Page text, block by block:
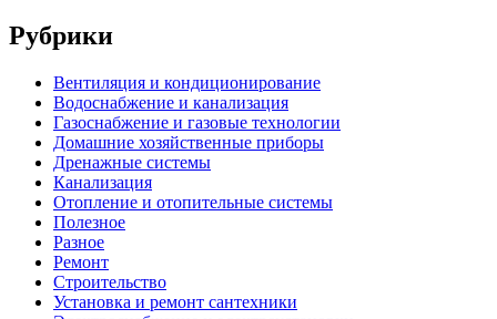
Рубрики
Вентиляция и кондиционирование
Водоснабжение и канализация
Газоснабжение и газовые технологии
Домашние хозяйственные приборы
Дренажные системы
Канализация
Отопление и отопительные системы
Полезное
Разное
Ремонт
Строительство
Установка и ремонт сантехники